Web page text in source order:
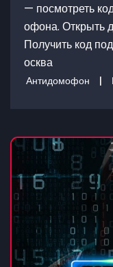
— посмотреть
офона. Открыть
Получить код
осква
Антидомофон |